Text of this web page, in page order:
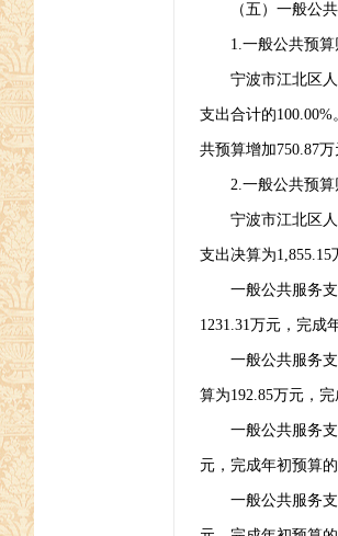
（五）一般公共
1.一般公共预
宁波市江北区
支出合计的100.00%
共预算增加750.87万
2.一般公共预
宁波市江北区
支出决算为1,855.15
一般公共服务
1231.31万元， 完成
一般公共服务
算为192.85万元，
一般公共服务
元，完成年初预算的
一般公共服务